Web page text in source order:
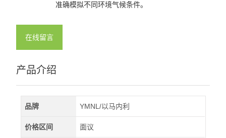
查看全部 >>
准确模拟不同环境气候条件。
在线留言
产品介绍
品牌 YMNL/以马内利
价格区间 面议